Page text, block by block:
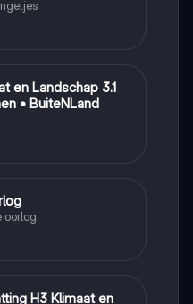
en Landschap 3.1
• BuiteNLand
oorlog
H3 Klimaat en